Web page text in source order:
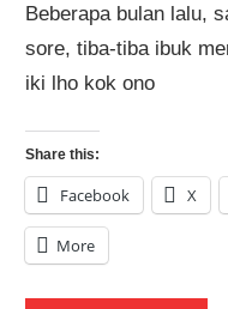
Beberapa bulan lalu,
sore, tiba-tiba ibuk
iki lho kok ono
Share this:
Facebook X
More